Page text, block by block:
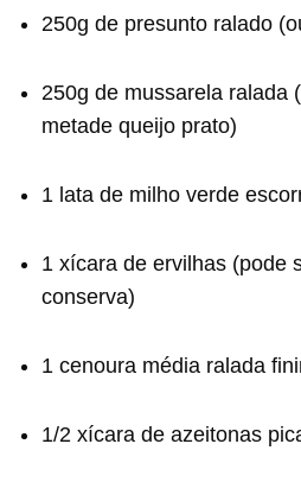
250g de presunto ralado
250g de mussarela ralada
metade queijo prato)
1 lata de milho verde
1 xícara de ervilhas (pode
conserva)
1 cenoura média ralada
1/2 xícara de azeitonas